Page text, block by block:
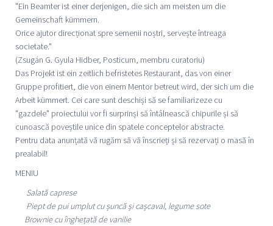
"Ein Beamter ist einer derjenigen, die sich am meisten um die
Gemeinschaft kümmern.
Orice ajutor direcționat spre semenii noștri, servește întreaga
societate."
(Zsugán G. Gyula Hidber, Posticum, membru curatoriu)
Das Projekt ist ein zeitlich befristetes Restaurant, das von einer
Gruppe profitiert, die von einem Mentor betreut wird, der sich um die
Arbeit kümmert. Cei care sunt deschiși să se familiarizeze cu
"gazdele" proiectului vor fi surprinși să întâlnească chipurile și să
cunoască poveștile unice din spatele conceptelor abstracte.
Pentru data anunțată vă rugăm să vă înscrieți și să rezervați o masă în
prealabil!
MENIU
Salată caprese
Piept de pui umplut cu șuncă și cașcaval, legume sote
Brownie cu înghețată de vanilie